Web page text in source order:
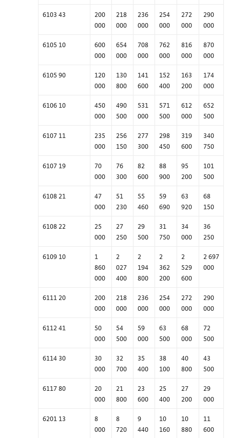
6103 43
200
000
218
000
236
000
254
000
272
000
290
000
6105 10
600
000
654
000
708
000
762
000
816
000
870
000
6105 90
120
000
130
800
141
600
152
400
163
200
174
000
6106 10
450
000
490
500
531
000
571
500
612
000
652
500
6107 11
235
000
256
150
277
300
298
450
319
600
340
750
6107 19
70
000
76
300
82
600
88
900
95
200
101
500
6108 21
47
000
51
230
55
460
59
690
63
920
68
150
6108 22
25
000
27
250
29
500
31
750
34
000
36
250
6109 10
1
860
000
2
027
400
2
194
800
2
362
200
2
529
600
2 697
000
6111 20
200
000
218
000
236
000
254
000
272
000
290
000
6112 41
50
000
54
500
59
000
63
500
68
000
72
500
6114 30
30
000
32
700
35
400
38
100
40
800
43
500
6117 80
20
000
21
800
23
600
25
400
27
200
29
000
6201 13
8
000
8
720
9
440
10
160
10
880
11
600